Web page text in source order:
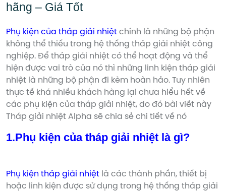
hãng – Giá Tốt
Phụ kiện của tháp giải nhiệt chính là những bộ phận
không thể thiếu trong hệ thống tháp giải nhiệt công
nghiệp. Để tháp giải nhiệt có thể hoạt động và thể
hiện được vai trò của nó thì những linh kiện tháp giải
nhiệt là những bộ phận đi kèm hoàn hảo. Tuy nhiên
thực tế khá nhiều khách hàng lại chưa hiểu hết về
các phụ kiện của tháp giải nhiệt, do đó bài viết này
Tháp giải nhiệt Alpha sẽ chia sẻ chi tiết về nó
1.Phụ kiện của tháp giải nhiệt là gì?
Phụ kiện tháp giải nhiệt là các thành phần, thiết bị
hoặc linh kiện được sử dụng trong hệ thống tháp giải